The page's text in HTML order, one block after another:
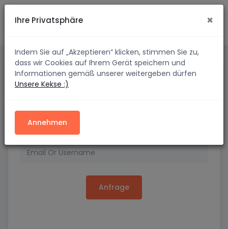
Account wiederherstellen
Benutzernamen ein, um Ihr Passwort zurückzusetzen.
Anfrage
Ihre Privatsphäre ×
Indem Sie auf „Akzeptieren“ klicken, stimmen Sie zu,
dass wir Cookies auf Ihrem Gerät speichern und
Informationen gemäß unserer weitergeben dürfen
Unsere Kekse :)
Annehmen